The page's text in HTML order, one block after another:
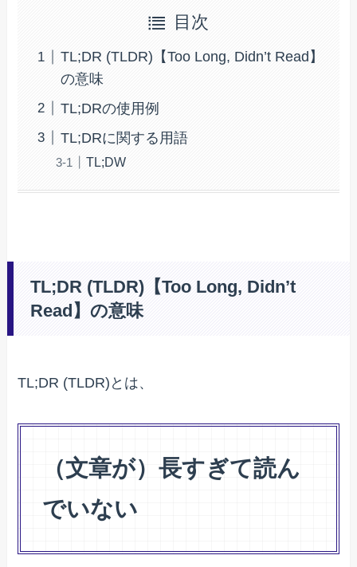
目次
TL;DR (TLDR)【Too Long, Didn’t Read】
の意味
TL;DRの使用例
TL;DRに関する用語
TL;DW
TL;DR (TLDR)【Too Long, Didn’t
Read】の意味
TL;DR (TLDR)とは、
（文章が）長すぎて読ん
でいない